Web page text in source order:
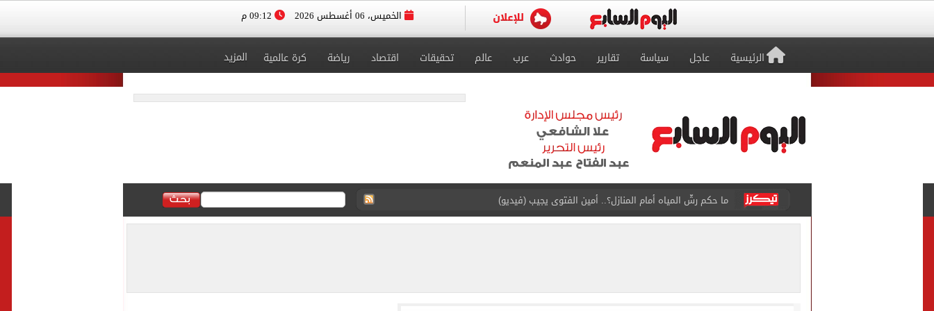
الخميس، 06 أغسطس 2026
الرئيسية عاجل سياسة تقارير حوادث عرب عالم تحقيقات اقتصاد رياضة كرة عالمية المزيد
من داخل ستاد طرابزون.. الجماهير تحتفل بمحمد صلاح.. فيديو
القومي لتنظيم الاتصالات يعلن إعادة إتاحة خدمة أرقامي عبر تطبيق My NTRA
توافد جماهير طرابزون على ملعب بابارا بارك قبل حفل تقديم محمد صلاح.. فيديو